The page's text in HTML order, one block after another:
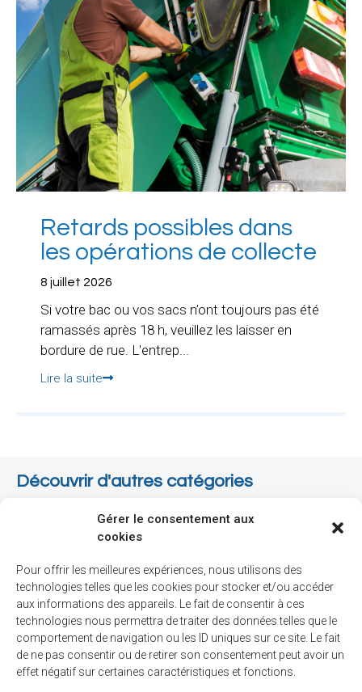
Gérer le consentement aux
cookies
Pour offrir les meilleures expériences, nous utilisons des
technologies telles que les cookies pour stocker et/ou accéder
aux informations des appareils. Le fait de consentir à ces
technologies nous permettra de traiter des données telles que le
comportement de navigation ou les ID uniques sur ce site. Le fait
de ne pas consentir ou de retirer son consentement peut avoir un
effet négatif sur certaines caractéristiques et fonctions.
Retards possibles dans
les opérations de collecte
8 juillet 2026
Si votre bac ou vos sacs n’ont toujours pas été
ramassés après 18 h, veuillez les laisser en
bordure de rue. L'entrep...
Lire la suite
Découvrir d'autres catégories
Associations
Communauté
Communiqué
Environnement
Finances